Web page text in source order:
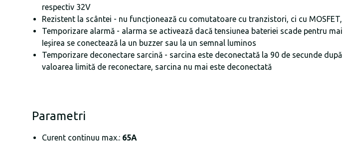
respectiv 32V
Rezistent la scântei - nu funcționează cu comutatoare cu tranzistori, ci cu
Temporizare alarmă - alarma se activează dacă tensiunea bateriei scade pentru
Ieșirea se conectează la un buzzer sau la un semnal luminos
Temporizare deconectare sarcină - sarcina este deconectată la 90 de secunde
valoarea limită de reconectare, sarcina nu mai este deconectată
Parametri
Curent continuu max.: 65A